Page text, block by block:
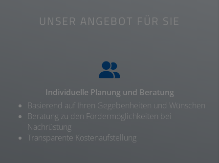
UNSER ANGEBOT FÜR SIE
Individuelle Planung und Beratung
Basierend auf Ihren Gegebenheiten und Wünschen
Beratung zu den Fördermöglichkeiten bei
Nachrüstung
Transparente Kostenaufstellung